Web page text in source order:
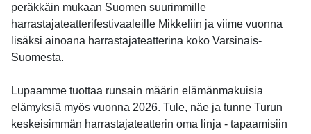
peräkkäin mukaan Suomen suurimmille
harrastajateatterifestivaaleille Mikkeliin ja viime vuonna
lisäksi ainoana harrastajateatterina koko Varsinais-
Suomesta.
Lupaamme tuottaa runsain määrin elämänmakuisia
elämyksiä myös vuonna 2026. Tule, näe ja tunne Turun
keskeisimmän harrastajateatterin oma linja - tapaamisiin